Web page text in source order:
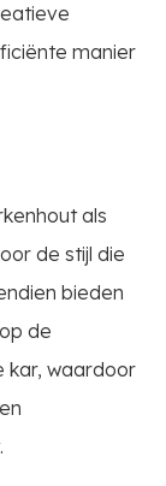
manier
als
de stijl die
bieden
de
kar, waardoor